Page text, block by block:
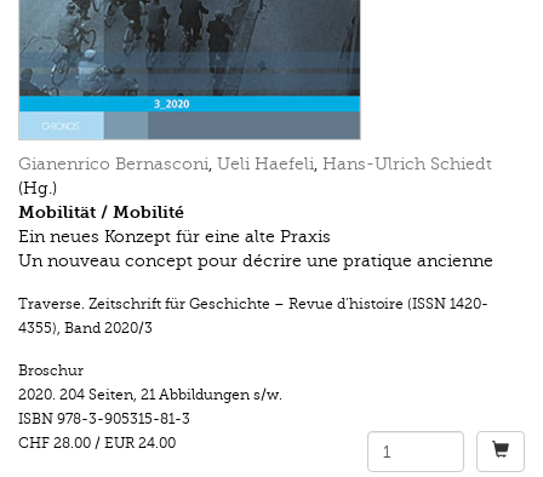
Gianenrico Bernasconi, Ueli Haefeli, Hans-Ulrich Schiedt
(Hg.)
Mobilität / Mobilité
Ein neues Konzept für eine alte Praxis
Un nouveau concept pour décrire une pratique ancienne
Traverse. Zeitschrift für Geschichte – Revue d’histoire (ISSN 1420-
4355), Band 2020/3
Broschur
2020. 204 Seiten, 21 Abbildungen s/w.
ISBN 978-3-905315-81-3
CHF 28.00 / EUR 24.00